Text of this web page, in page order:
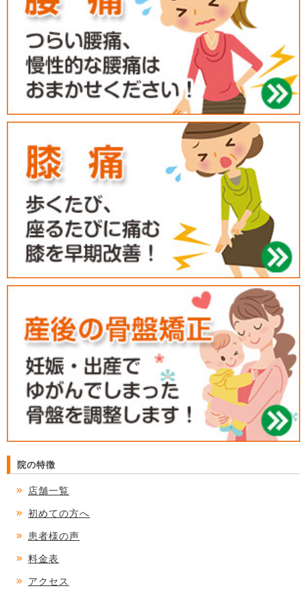
院の特徴
店舗一覧
初めての方へ
患者様の声
料金表
アクセス